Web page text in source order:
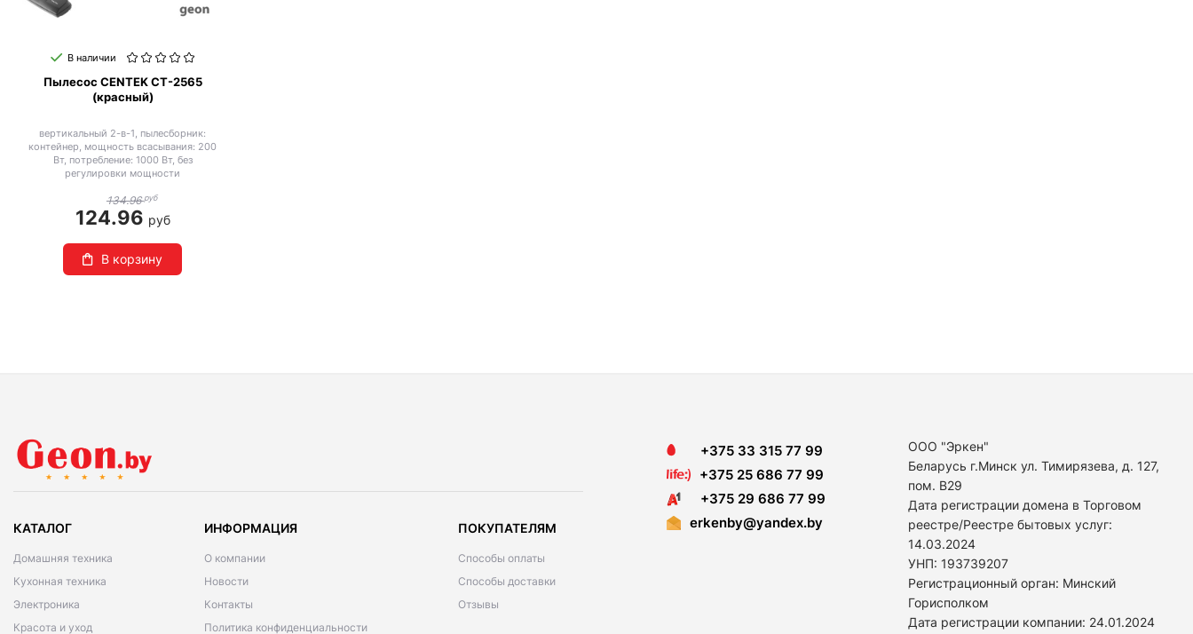
В наличии
Пылесос CENTEK CT-2565
(красный)
вертикальный 2-в-1, пылесборник:
контейнер, мощность всасывания: 200
Вт, потребление: 1000 Вт, без
регулировки мощности
134.96руб
124.96 руб
В корзину
КАТАЛОГ
Домашняя техника
Кухонная техника
Электроника
Красота и уход
ИНФОРМАЦИЯ
О компании
Новости
Контакты
Политика конфиденциальности
ПОКУПАТЕЛЯМ
Способы оплаты
Способы доставки
Отзывы
+375 33 315 77 99
+375 25 686 77 99
+375 29 686 77 99
erkenby@yandex.by
ООО "Эркен"
Беларусь г.Минск ул. Тимирязева, д. 127,
пом. В29
Дата регистрации домена в Торговом
реестре/Реестре бытовых услуг:
14.03.2024
УНП: 193739207
Регистрационный орган: Минский
Горисполком
Дата регистрации компании: 24.01.2024